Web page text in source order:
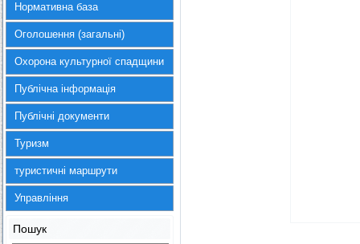
Нормативна база
Оголошення (загальні)
Охорона культурної спадщини
Публічна інформація
Публічні документи
Туризм
туристичні маршрути
Управління
Пошук